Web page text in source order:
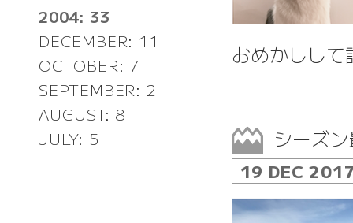
2004: 33
DECEMBER: 11
OCTOBER: 7
SEPTEMBER: 2
AUGUST: 8
JULY: 5
おめかしして
シーズ
19 DEC